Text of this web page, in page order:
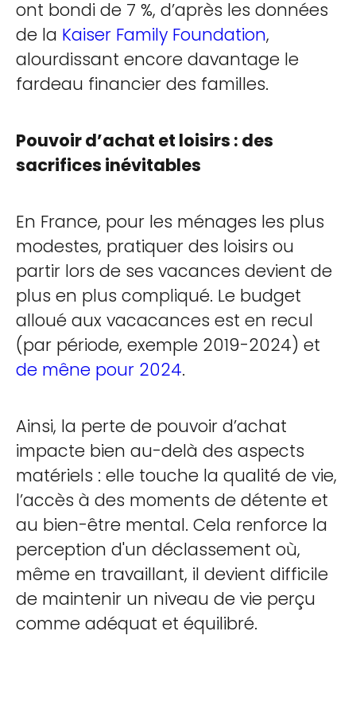
ont bondi de 7 %, d’après les données
de la Kaiser Family Foundation,
alourdissant encore davantage le
fardeau financier des familles.
Pouvoir d’achat et loisirs : des
sacrifices inévitables
En France, pour les ménages les plus
modestes, pratiquer des loisirs ou
partir lors de ses vacances devient de
plus en plus compliqué. Le budget
alloué aux vacacances est en recul
(par période, exemple 2019-2024) et
de mêne pour 2024.
Ainsi, la perte de pouvoir d’achat
impacte bien au-delà des aspects
matériels : elle touche la qualité de vie,
l’accès à des moments de détente et
au bien-être mental. Cela renforce la
perception d'un déclassement où,
même en travaillant, il devient difficile
de maintenir un niveau de vie perçu
comme adéquat et équilibré.